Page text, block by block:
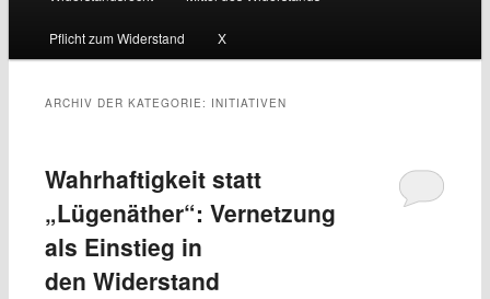
wechseln
Inhalt
wechseln
Pflicht zum Widerstand X
ARCHIV DER KATEGORIE: INITIATIVEN
Wahrhaftigkeit statt
„Lügenäther“: Vernetzung
als Einstieg in
den Widerstand